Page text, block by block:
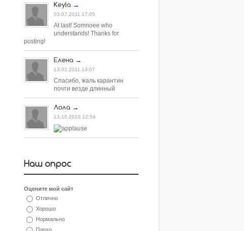
Keyla →
03.07.2011 17:05
At last! Somnoee who
understands! Thanks for
posting!
Елена →
13.02.2011 13:07
Спасибо, жаль карантин
почти везде длинный
Лола →
13.10.2010 12:54
Наш опрос
Оцените мой сайт
Отлично
Хорошо
Нормально
Плохо